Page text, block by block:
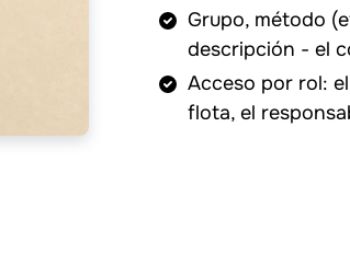
Grupo, método
descripción - el
Acceso por rol:
flota, el